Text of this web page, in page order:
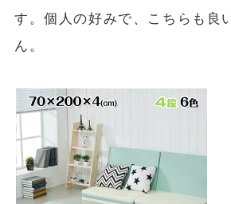
す。個人の好みで、こちらも良
ん。